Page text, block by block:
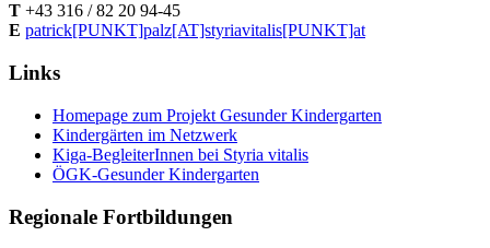
T +43 316 / 82 20 94-45
E patrick[PUNKT]palz[AT]​styriavitalis[PUNKT]at
Links
Homepage zum Projekt Gesunder Kindergarten
Kindergärten im Netzwerk
Kiga-BegleiterInnen bei Styria vitalis
ÖGK-Gesunder Kindergarten
Regionale Fortbildungen